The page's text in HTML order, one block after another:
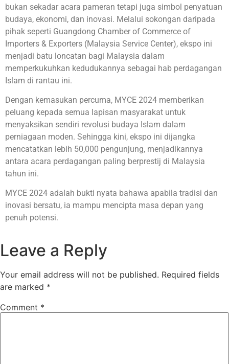
bukan sekadar acara pameran tetapi juga simbol penyatuan
budaya, ekonomi, dan inovasi. Melalui sokongan daripada
pihak seperti Guangdong Chamber of Commerce of
Importers & Exporters (Malaysia Service Center), ekspo ini
menjadi batu loncatan bagi Malaysia dalam
memperkukuhkan kedudukannya sebagai hab perdagangan
Islam di rantau ini.
Dengan kemasukan percuma, MYCE 2024 memberikan
peluang kepada semua lapisan masyarakat untuk
menyaksikan sendiri revolusi budaya Islam dalam
perniagaan moden. Sehingga kini, ekspo ini dijangka
mencatatkan lebih 50,000 pengunjung, menjadikannya
antara acara perdagangan paling berprestij di Malaysia
tahun ini.
MYCE 2024 adalah bukti nyata bahawa apabila tradisi dan
inovasi bersatu, ia mampu mencipta masa depan yang
penuh potensi.
Leave a Reply
Your email address will not be published. Required fields
are marked *
Comment *